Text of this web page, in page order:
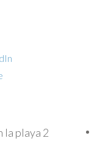
la playa 2